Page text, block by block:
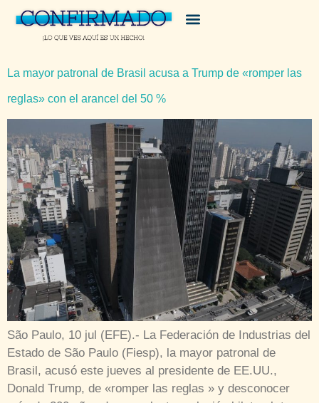
La mayor patronal de Brasil acusa a Trump de «romper las
reglas» con el arancel del 50 %
São Paulo, 10 jul (EFE).- La Federación de Industrias del
Estado de São Paulo (Fiesp), la mayor patronal de
Brasil, acusó este jueves al presidente de EE.UU.,
Donald Trump, de «romper las reglas » y desconocer